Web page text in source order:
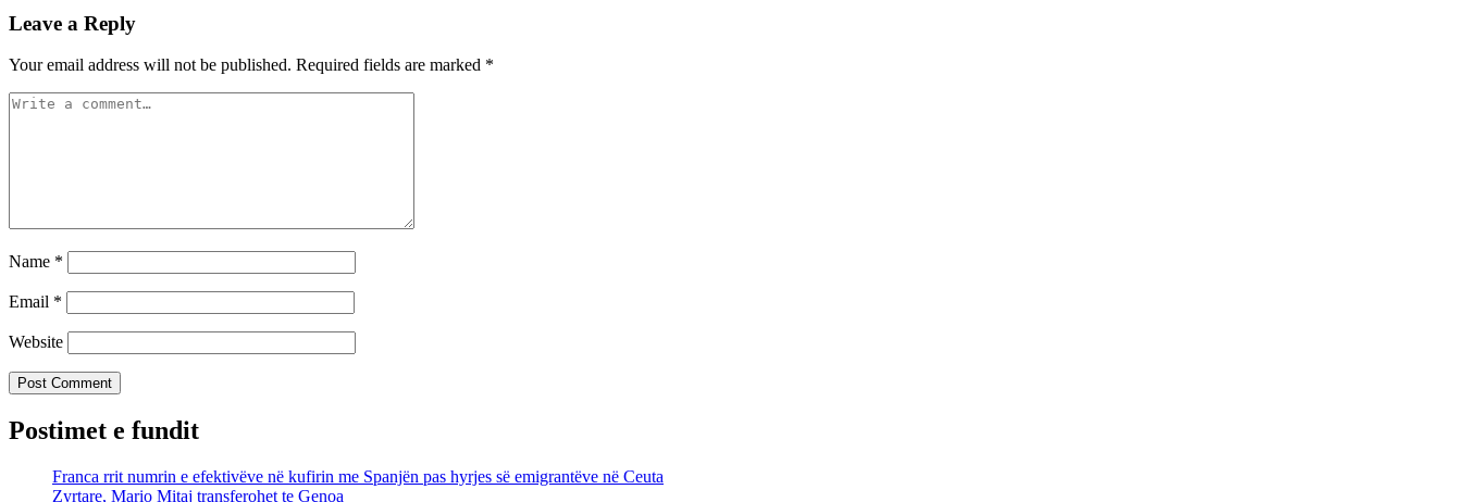
Leave a Reply
Your email address will not be published. Required fields are marked *
Name *
Email *
Website
Postimet e fundit
Franca rrit numrin e efektivëve në kufirin me Spanjën pas hyrjes së emigrantëve në Ceuta
Zyrtare, Mario Mitaj transferohet te Genoa